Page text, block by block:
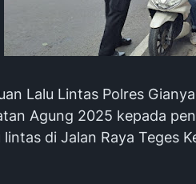
Lalu Lintas Polres
Agung 2025 kepada
di Jalan Raya Teges